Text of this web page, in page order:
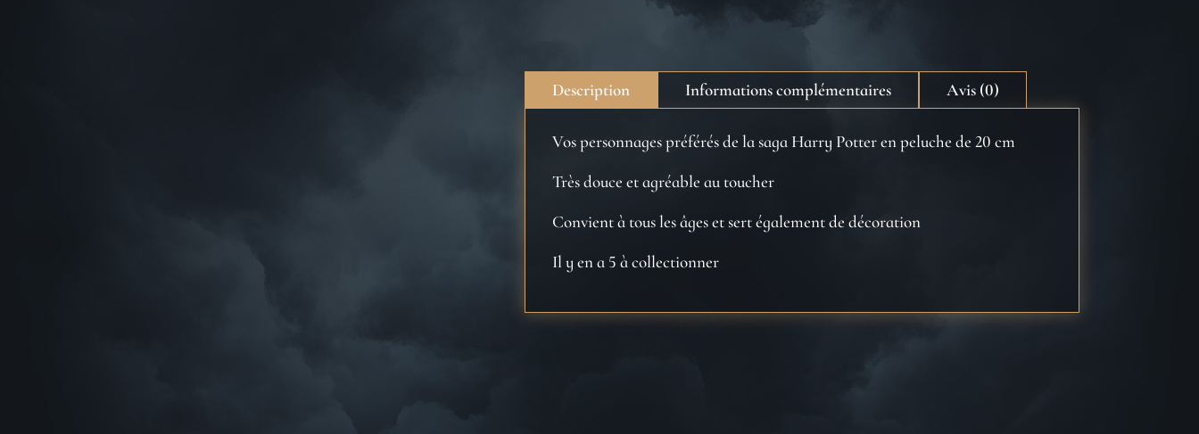
personnage
Description Informations complémentaires Avis (0)
Vos personnages préférés de la saga Harry Potter en peluche de 20 cm
Très douce et agréable au toucher
Convient à tous les âges et sert également de décoration
Il y en a 5 à collectionner